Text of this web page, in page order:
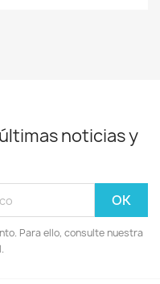
noticias y
Para ello, consulte nuestra